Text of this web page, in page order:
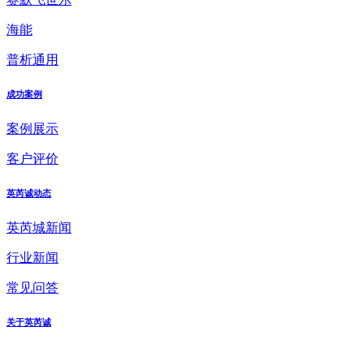
海能
普析通用
成功案例
案例展示
客户评价
英芮诚动态
英芮城新闻
行业新闻
常见问答
关于英芮诚